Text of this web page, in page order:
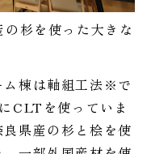
杉を使った大きな
棟は軸組工法※で
CLTを使っていま
県産の杉と桧を使